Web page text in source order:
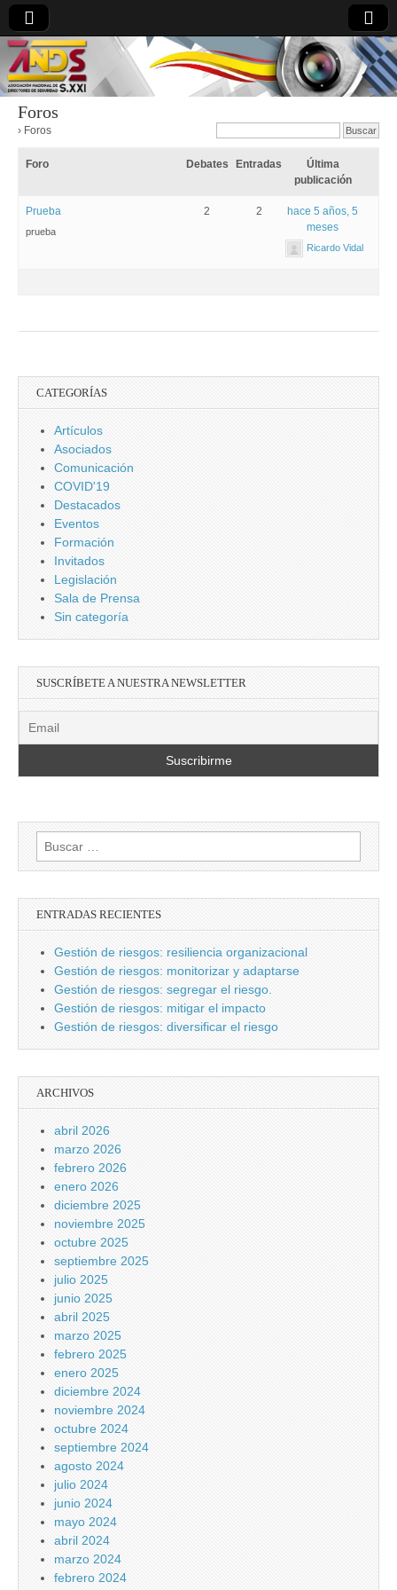
directoresdeseguridad.es
Foros
› Foros
Foro Debates Entradas
Última
publicación
Prueba
prueba
2 2
hace 5 años, 5
meses
Ricardo Vidal
CATEGORÍAS
Artículos
Asociados
Comunicación
COVID'19
Destacados
Eventos
Formación
Invitados
Legislación
Sala de Prensa
Sin categoría
SUSCRÍBETE A NUESTRA NEWSLETTER
Buscar:
ENTRADAS RECIENTES
Gestión de riesgos: resiliencia organizacional
Gestión de riesgos: monitorizar y adaptarse
Gestión de riesgos: segregar el riesgo.
Gestión de riesgos: mitigar el impacto
Gestión de riesgos: diversificar el riesgo
ARCHIVOS
abril 2026
marzo 2026
febrero 2026
enero 2026
diciembre 2025
noviembre 2025
octubre 2025
septiembre 2025
julio 2025
junio 2025
abril 2025
marzo 2025
febrero 2025
enero 2025
diciembre 2024
noviembre 2024
octubre 2024
septiembre 2024
agosto 2024
julio 2024
junio 2024
mayo 2024
abril 2024
marzo 2024
febrero 2024